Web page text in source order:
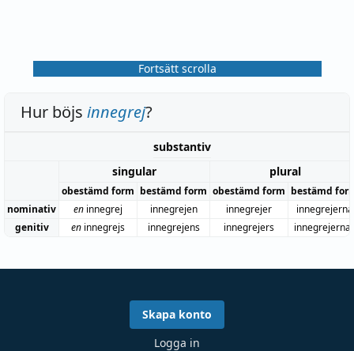
Fortsätt scrolla
Hur böjs innegrej?
substantiv
singular
plural
obestämd form bestämd form obestämd form bestämd
nominativ
en innegrej innegrejen innegrejer
innegrejerna
genitiv
en innegrejs innegrejens innegrejers
Skapa konto
Logga in